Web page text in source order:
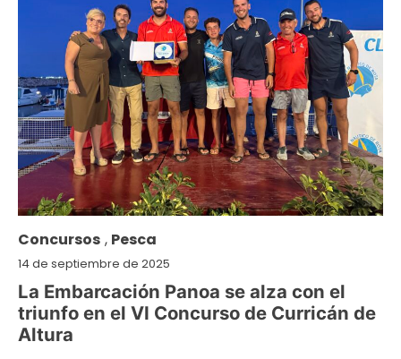
Concursos , Pesca
14 de septiembre de 2025
La Embarcación Panoa se alza con el
triunfo en el VI Concurso de Curricán de
Altura